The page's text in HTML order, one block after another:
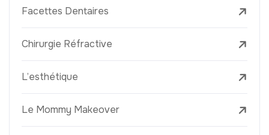
Facettes Dentaires
Chirurgie Réfractive
L’esthétique
Le Mommy Makeover